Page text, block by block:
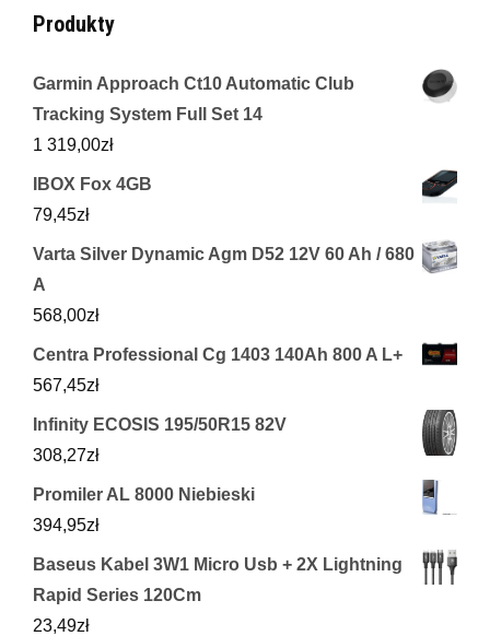
Produkty
Garmin Approach Ct10 Automatic Club
Tracking System Full Set 14
1 319,00zł
IBOX Fox 4GB
79,45zł
Varta Silver Dynamic Agm D52 12V 60 Ah / 680
A
568,00zł
Centra Professional Cg 1403 140Ah 800 A L+
567,45zł
Infinity ECOSIS 195/50R15 82V
308,27zł
Promiler AL 8000 Niebieski
394,95zł
Baseus Kabel 3W1 Micro Usb + 2X Lightning
Rapid Series 120Cm
23,49zł